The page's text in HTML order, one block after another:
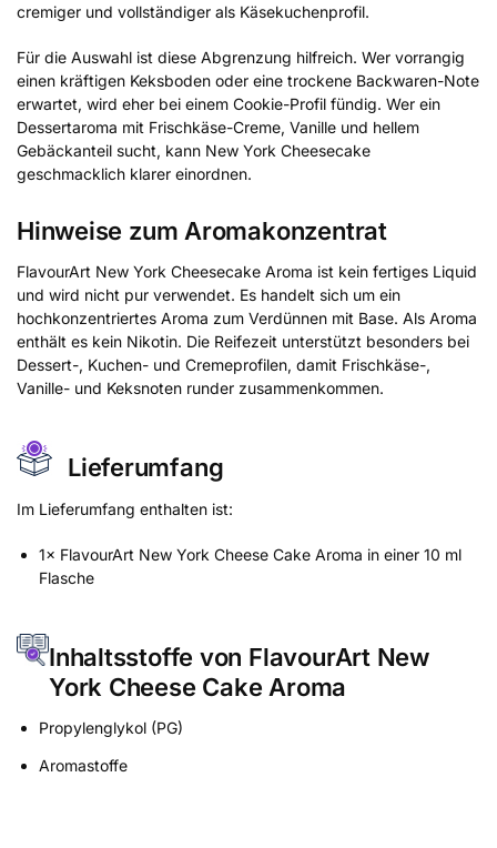
cremiger und vollständiger als Käsekuchenprofil.
Für die Auswahl ist diese Abgrenzung hilfreich. Wer vorrangig
einen kräftigen Keksboden oder eine trockene Backwaren-Note
erwartet, wird eher bei einem Cookie-Profil fündig. Wer ein
Dessertaroma mit Frischkäse-Creme, Vanille und hellem
Gebäckanteil sucht, kann New York Cheesecake
geschmacklich klarer einordnen.
Hinweise zum Aromakonzentrat
FlavourArt New York Cheesecake Aroma ist kein fertiges Liquid
und wird nicht pur verwendet. Es handelt sich um ein
hochkonzentriertes Aroma zum Verdünnen mit Base. Als Aroma
enthält es kein Nikotin. Die Reifezeit unterstützt besonders bei
Dessert-, Kuchen- und Cremeprofilen, damit Frischkäse-,
Vanille- und Keksnoten runder zusammenkommen.
Lieferumfang
Im Lieferumfang enthalten ist:
1× FlavourArt New York Cheese Cake Aroma in einer 10 ml
Flasche
Inhaltsstoffe von FlavourArt New
York Cheese Cake Aroma
Propylenglykol (PG)
Aromastoffe